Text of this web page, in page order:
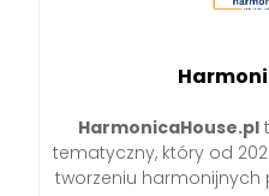
HarmonicaHouse.pl
tematyczny, który od
tworzeniu harmonijnych